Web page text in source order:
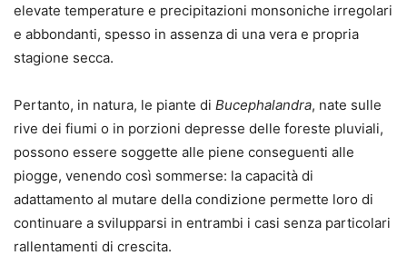
elevate temperature e precipitazioni monsoniche irregolari
e abbondanti, spesso in assenza di una vera e propria
stagione secca.
Pertanto, in natura, le piante di Bucephalandra, nate sulle
rive dei fiumi o in porzioni depresse delle foreste pluviali,
possono essere soggette alle piene conseguenti alle
piogge, venendo così sommerse: la capacità di
adattamento al mutare della condizione permette loro di
continuare a svilupparsi in entrambi i casi senza particolari
rallentamenti di crescita.